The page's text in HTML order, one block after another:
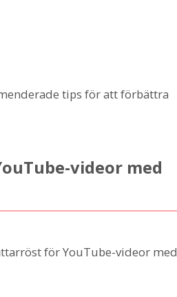
tips för att förbättra
videor med
för YouTube-videor med